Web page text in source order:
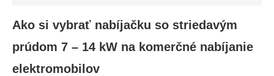
Ako si vybrať nabíjačku so striedavým
prúdom 7 – 14 kW na komerčné nabíjanie
elektromobilov